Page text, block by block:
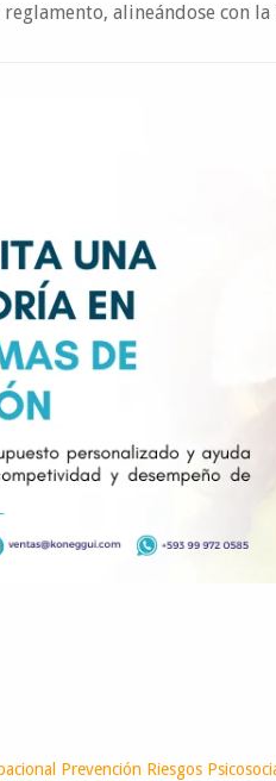
alineándose con
Prevención Riesgos